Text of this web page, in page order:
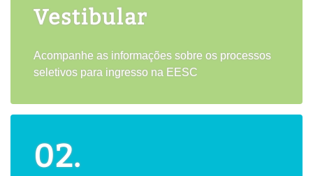
Vestibular
Acompanhe as informações sobre os processos
seletivos para ingresso na EESC
02.